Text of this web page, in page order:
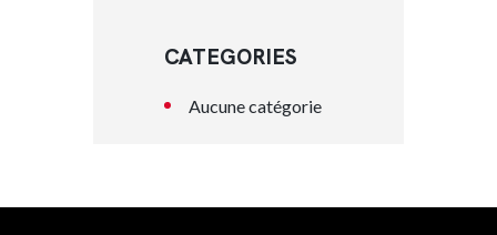
CATEGORIES
Aucune catégorie